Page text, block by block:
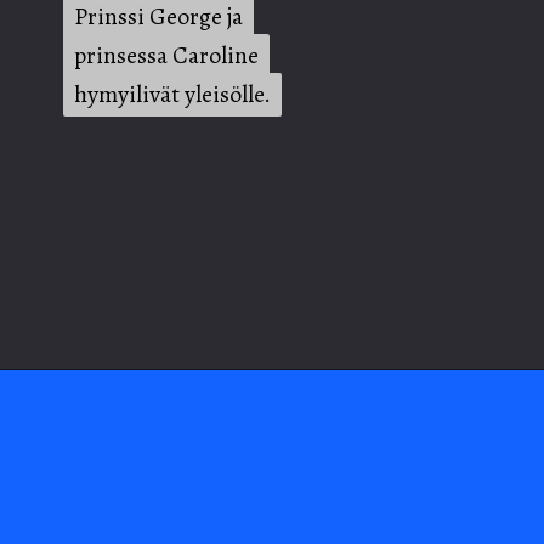
Prinssi George ja
prinsessa Caroline
hymyilivät yleisölle.
Prinssi George ja
prinsessa Caroline
hymyilivät yleisölle.